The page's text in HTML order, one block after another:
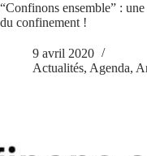
“Confinons ensemble” :
du confinement !
9 avril 2020
Actualités, Agenda,